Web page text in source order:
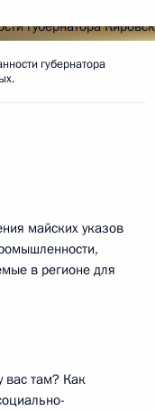
губернатора
майских указов
в регионе для
вас там? Как